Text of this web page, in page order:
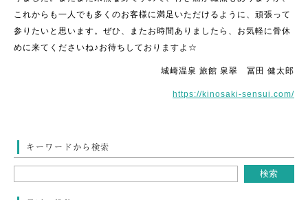
これからも一人でも多くのお客様に満足いただけるように、頑張って
参りたいと思います。ぜひ、またお時間ありましたら、お気軽に骨休
めに来てくださいね♪お待ちしておりますよ☆
城崎温泉 旅館 泉翠 冨田 健太郎
https://kinosaki-sensui.com/
キーワードから検索